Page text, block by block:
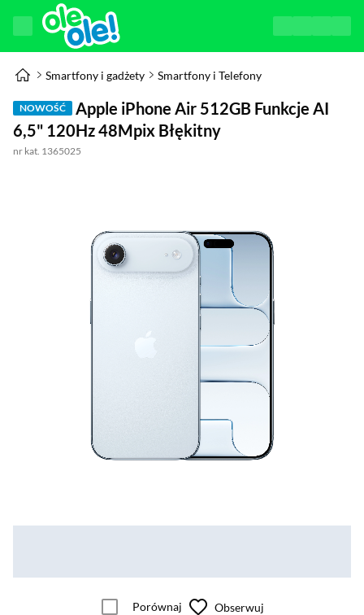
Smartfony i gadżety Smartfony i Telefony
NOWOŚĆ
Apple iPhone Air 512GB Funkcje AI
6,5" 120Hz 48Mpix Błękitny
nr kat. 1365025
Porównaj Obserwuj